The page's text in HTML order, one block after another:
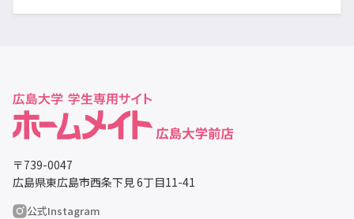
〒739-0047
広島県東広島市西条下見 6丁目11-41
公式Instagram